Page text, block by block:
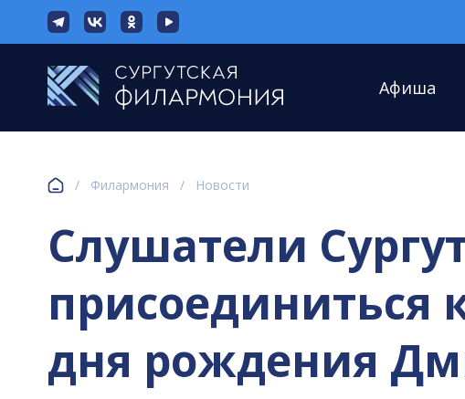
Афиша
/ Филармония / Новости
Слушатели
присоединиться
дня рождения